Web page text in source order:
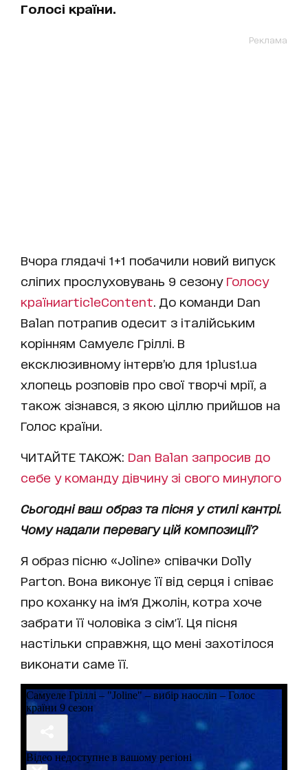
Голосі країни.
Реклама
Вчора глядачі 1+1 побачили новий випуск
сліпих прослуховувань 9 сезону Голосу
країниarticleContent . До команди Dan
Balan потрапив одесит з італійським
корінням Самуелє Гріллі. В
ексклюзивному інтерв’ю для 1plus1.ua
хлопець розповів про свої творчі мрії, а
також зізнався, з якою ціллю прийшов на
Голос країни.
ЧИТАЙТЕ ТАКОЖ: Dan Balan запросив до
себе у команду дівчину зі свого минулого
Сьогодні ваш образ та пісня у стилі кантрі.
Чому надали перевагу цій композиції?
Я образ пісню «Joline» співачки Dolly
Parton. Вона виконує її від серця і співає
про коханку на ім'я Джолін, котра хоче
забрати її чоловіка з сім'ї. Ця пісня
настільки справжня, що мені захотілося
виконати саме її.